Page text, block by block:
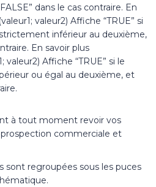
dans le cas contraire. En
valeur2) Affiche “TRUE” si
inférieur au deuxième,
En savoir plus
valeur2) Affiche “TRUE” si le
ou égal au deuxième, et
à tout moment revoir vos
commerciale et
sont regroupées sous les puces